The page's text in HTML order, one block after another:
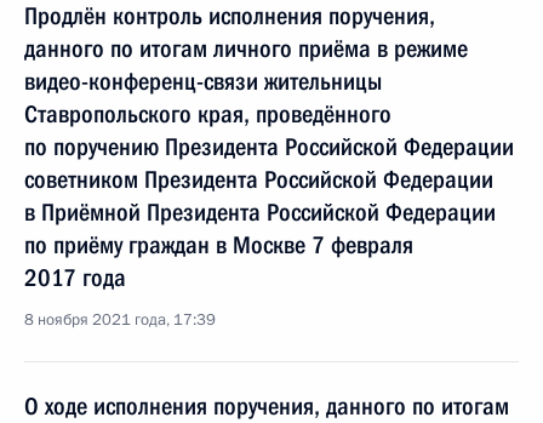
Продлён контроль исполнения поручения,
данного по итогам личного приёма в режиме
видео-конференц-связи жительницы
Ставропольского края, проведённого
по поручению Президента Российской Федерации
советником Президента Российской Федерации
в Приёмной Президента Российской Федерации
по приёму граждан в Москве 7 февраля
2017 года
8 ноября 2021 года, 17:39
О ходе исполнения поручения, данного по итогам